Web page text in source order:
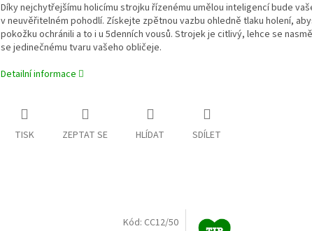
Díky nejchytřejšímu holicímu strojku řízenému umělou inteligencí bude
v neuvěřitelném pohodlí. Získejte zpětnou vazbu ohledně tlaku holení,
pokožku ochránili a to i u 5denních vousů. Strojek je citlivý, lehce se
se jedinečnému tvaru vašeho obličeje.
Detailní informace
TISK ZEPTAT SE HLÍDAT SDÍLET
Kód: CC12/50